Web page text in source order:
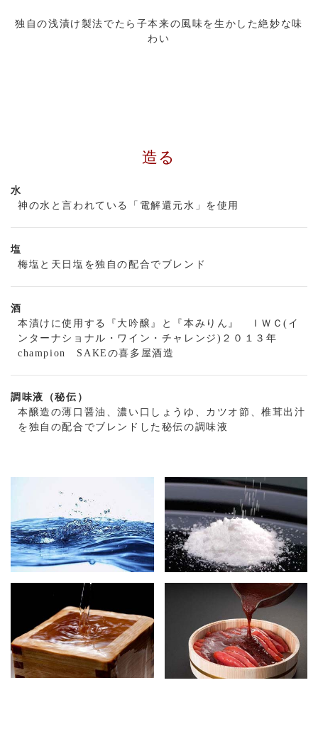
独自の浅漬け製法でたら子本来の風味を生かした絶妙な味
わい
造る
水
神の水と言われている「電解還元水」を使用
塩
梅塩と天日塩を独自の配合でブレンド
酒
本漬けに使用する『大吟醸』と『本みりん』 ＩＷＣ(イ
ンターナショナル・ワイン・チャレンジ)２０１３年
champion SAKEの喜多屋酒造
調味液（秘伝）
本醸造の薄口醤油、濃い口しょうゆ、カツオ節、椎茸出汁
を独自の配合でブレンドした秘伝の調味液